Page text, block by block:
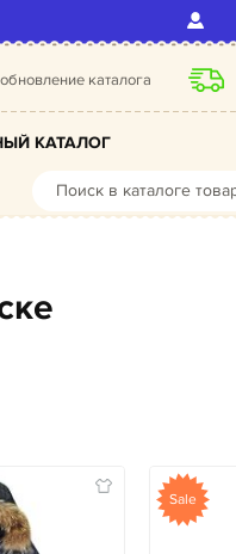
каталога
КАТАЛОГ
Sale